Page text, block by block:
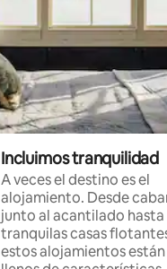
Incluimos tranquilidad
A veces el destino es el
alojamiento. Desde
junto al acantilado hasta
tranquilas casas
estos alojamientos están